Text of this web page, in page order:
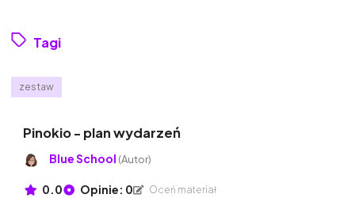
Tagi
zestaw
Pinokio - plan wydarzeń
Blue School (Autor)
0.0 Opinie: 0 Oceń materiał